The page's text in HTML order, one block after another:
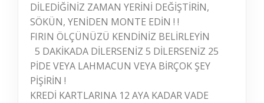
DİLEDİĞİNİZ ZAMAN YERİNİ DEĞİŞTİRİN,
SÖKÜN, YENİDEN MONTE EDİN ! !
FIRIN ÖLÇÜNÜZÜ KENDİNİZ BELİRLEYİN
5 DAKİKADA DİLERSENİZ 5 DİLERSENİZ 25
PİDE VEYA LAHMACUN VEYA BİRÇOK ŞEY
PİŞİRİN !
KREDİ KARTLARINA 12 AYA KADAR VADE